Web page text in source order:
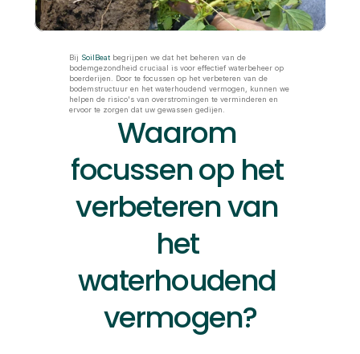
Bij SoilBeat begrijpen we dat het beheren van de
bodemgezondheid cruciaal is voor effectief waterbeheer op
boerderijen. Door te focussen op het verbeteren van de
bodemstructuur en het waterhoudend vermogen, kunnen we
helpen de risico's van overstromingen te verminderen en
ervoor te zorgen dat uw gewassen gedijen.
Waarom
focussen op het
verbeteren van
het
waterhoudend
vermogen?